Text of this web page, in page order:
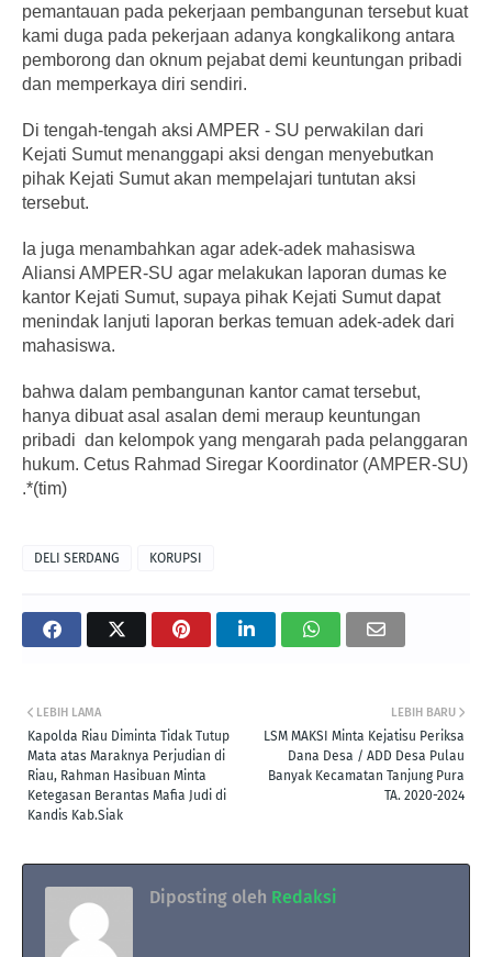
pemantauan pada pekerjaan pembangunan tersebut kuat
kami duga pada pekerjaan adanya kongkalikong antara
pemborong dan oknum pejabat demi keuntungan pribadi
dan memperkaya diri sendiri.
Di tengah-tengah aksi AMPER - SU perwakilan dari
Kejati Sumut menanggapi aksi dengan menyebutkan
pihak Kejati Sumut akan mempelajari tuntutan aksi
tersebut.
Ia juga menambahkan agar adek-adek mahasiswa
Aliansi AMPER-SU agar melakukan laporan dumas ke
kantor Kejati Sumut, supaya pihak Kejati Sumut dapat
menindak lanjuti laporan berkas temuan adek-adek dari
mahasiswa.
bahwa dalam pembangunan kantor camat tersebut,
hanya dibuat asal asalan demi meraup keuntungan
pribadi dan kelompok yang mengarah pada pelanggaran
hukum. Cetus Rahmad Siregar Koordinator (AMPER-SU)
.*(tim)
DELI SERDANG KORUPSI
LEBIH BARU
LSM MAKSI Minta Kejatisu Periksa
Dana Desa / ADD Desa Pulau
Banyak Kecamatan Tanjung Pura
TA. 2020-2024
LEBIH LAMA
Kapolda Riau Diminta Tidak Tutup
Mata atas Maraknya Perjudian di
Riau, Rahman Hasibuan Minta
Ketegasan Berantas Mafia Judi di
Kandis Kab.Siak
Diposting oleh Redaksi